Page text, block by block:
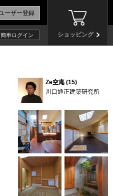
ショッピング
簡単ログイン
Ze空庵 (15)
川口通正建築研究所